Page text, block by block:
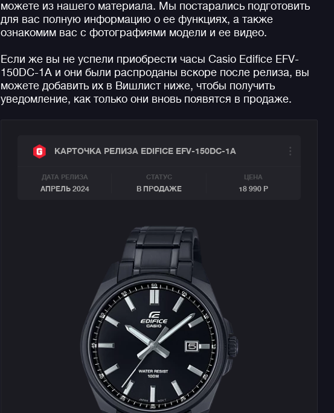
можете из нашего материала. Мы постарались подготовить
для вас полную информацию о ее функциях, а также
ознакомим вас с фотографиями модели и ее видео.
Если же вы не успели приобрести часы Casio Edifice EFV-
150DC-1A и они были распроданы вскоре после релиза, вы
можете добавить их в Вишлист ниже, чтобы получить
уведомление, как только они вновь появятся в продаже.
КАРТОЧКА РЕЛИЗА EDIFICE EFV-150DC-1A
ДАТА РЕЛИЗА
АПРЕЛЬ 2024
СТАТУС
В ПРОДАЖЕ
ЦЕНА
18 990 Р